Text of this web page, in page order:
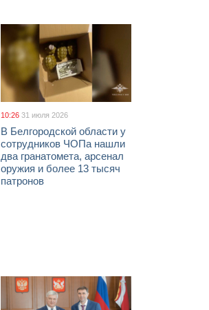
10:26 31 июля 2026
В Белгородской области у
сотрудников ЧОПа нашли
два гранатомета, арсенал
оружия и более 13 тысяч
патронов